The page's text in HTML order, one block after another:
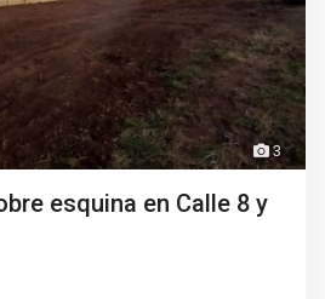
3
esquina en Calle 8 y